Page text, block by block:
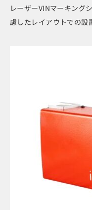
レーザーVINマーキング
慮したレイアウトでの設